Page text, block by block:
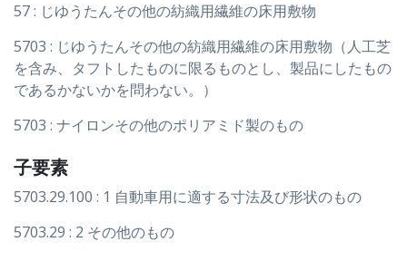
57 : じゆうたんその他の紡織用繊維の床用敷物
5703 : じゆうたんその他の紡織用繊維の床用敷物（人工芝
を含み、タフトしたものに限るものとし、製品にしたもの
であるかないかを問わない。）
5703 : ナイロンその他のポリアミド製のもの
子要素
5703.29.100 : 1 自動車用に適する寸法及び形状のもの
5703.29 : 2 その他のもの